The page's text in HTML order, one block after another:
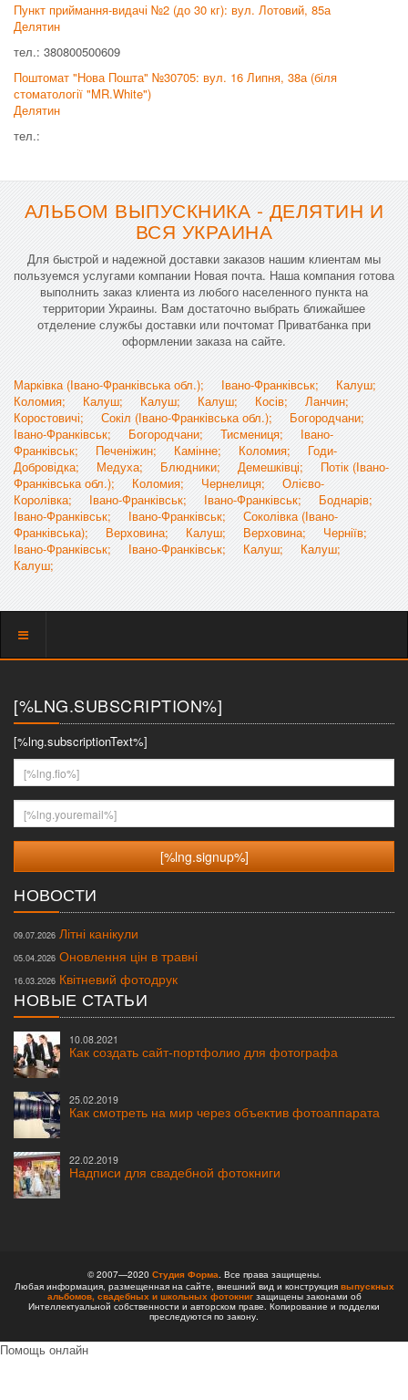
Пункт приймання-видачі №2 (до 30 кг): вул. Лотовий, 85а
Делятин
тел.: 380800500609
Поштомат "Нова Пошта" №30705: вул. 16 Липня, 38а (біля
стоматології "MR.White")
Делятин
тел.:
АЛЬБОМ ВЫПУСКНИКА - ДЕЛЯТИН И
ВСЯ УКРАИНА
Для быстрой и надежной доставки заказов нашим клиентам мы
пользуемся услугами компании Новая почта. Наша компания готова
выполнить заказ клиента из любого населенного пункта на
территории Украины. Вам достаточно выбрать ближайшее
отделение службы доставки или почтомат Приватбанка при
оформлении заказа на сайте.
Марківка (Івано-Франківська обл.); Івано-Франківськ;
Калуш;
Коломия;
Калуш; Калуш; Калуш; Косів;
Ланчин;
Коростовичі;
Сокіл (Івано-Франківська обл.);
Богородчани;
Івано-Франківськ;
Богородчани; Тисмениця;
Івано-
Франківськ;
Печеніжин; Камінне; Коломия;
Годи-
Добровідка;
Медуха; Блюдники; Демешківці;
Потік (Івано-
Франківська обл.);
Коломия; Чернелиця;
Олієво-
Королівка;
Івано-Франківськ; Івано-Франківськ;
Боднарів;
Івано-Франківськ;
Івано-Франківськ;
Соколівка (Івано-
Франківська);
Верховина; Калуш; Верховина;
Черніїв;
Івано-Франківськ;
Івано-Франківськ; Калуш;
Калуш;
Калуш;
Показать
[%LNG.SUBSCRIPTION%]
[%lng.subscriptionText%]
[%lng.fio%]
[%lng.youremail%]
НОВОСТИ
09.07.2026 Літні канікули
05.04.2026 Оновлення цін в травні
16.03.2026 Квітневий фотодрук
НОВЫЕ СТАТЬИ
10.08.2021
Как создать сайт-портфолио для фотографа
25.02.2019
Как смотреть на мир через объектив фотоаппарата
22.02.2019
Надписи для свадебной фотокниги
© 2007—2020 Студия Форма. Все права защищены.
Любая информация, размещенная на сайте, внешний вид и конструкция выпускных
альбомов, свадебных и школьных фотокнигзащищены законами об
Интеллектуальной собственности и авторском праве. Копирование и подделки
преследуются по закону.
Помощь онлайн